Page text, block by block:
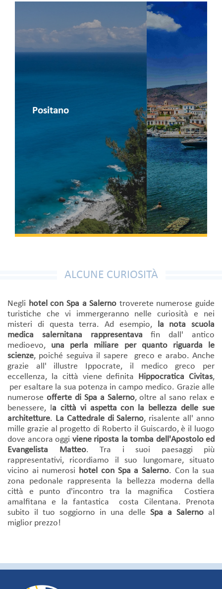
ALCUNE CURIOSITÀ
Negli hotel con Spa a Salerno troverete numerose guide
turistiche che vi immergeranno nelle curiosità e nei
misteri di questa terra. Ad esempio, la nota scuola
medica salernitana rappresentava fin dall' antico
medioevo, una perla miliare per quanto riguarda le
scienze, poiché seguiva il sapere greco e arabo. Anche
grazie all' illustre Ippocrate, il medico greco per
eccellenza, la città viene definita Hippocratica Civitas,
per esaltare la sua potenza in campo medico. Grazie alle
numerose offerte di Spa a Salerno, oltre al sano relax e
benessere, la città vi aspetta con la bellezza delle sue
architetture. La Cattedrale di Salerno, risalente all' anno
mille grazie al progetto di Roberto il Guiscardo, è il luogo
dove ancora oggi viene riposta la tomba dell'Apostolo ed
Evangelista Matteo. Tra i suoi paesaggi più
rappresentativi, ricordiamo il suo lungomare, situato
vicino ai numerosi hotel con Spa a Salerno. Con la sua
zona pedonale rappresenta la bellezza moderna della
città e punto d'incontro tra la magnifica Costiera
amalfitana e la fantastica costa Cilentana. Prenota
subito il tuo soggiorno in una delle Spa a Salerno al
miglior prezzo!